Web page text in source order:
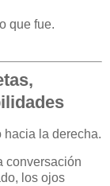
que fue.
hacia la derecha.
conversación
los ojos